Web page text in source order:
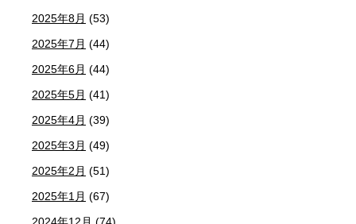
2025年8月 (53)
2025年7月 (44)
2025年6月 (44)
2025年5月 (41)
2025年4月 (39)
2025年3月 (49)
2025年2月 (51)
2025年1月 (67)